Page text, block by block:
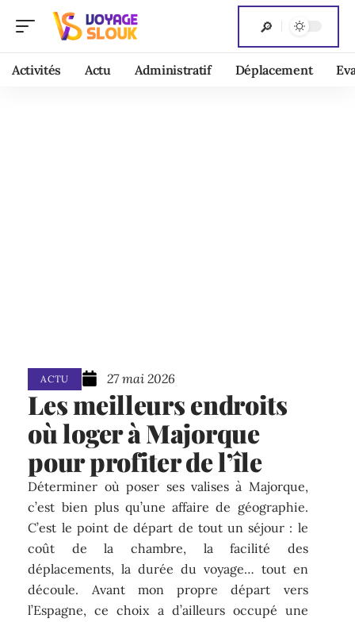
Activités Actu Administratif Déplacement
ACTU 27 mai 2026
Les meilleurs endroits
où loger à Majorque
pour profiter de l’île
Déterminer où poser ses valises à Majorque,
c’est bien plus qu’une affaire de géographie.
C’est le point de départ de tout un séjour : le
coût de la chambre, la facilité des
déplacements, la durée du voyage… tout en
découle. Avant mon propre départ vers
l’Espagne, ce choix a d’ailleurs occupé une